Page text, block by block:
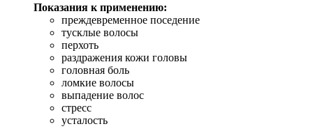
Показания к применению:
преждевременное поседение
тусклые волосы
перхоть
раздражения кожи головы
головная боль
ломкие волосы
выпадение волос
стресс
усталость